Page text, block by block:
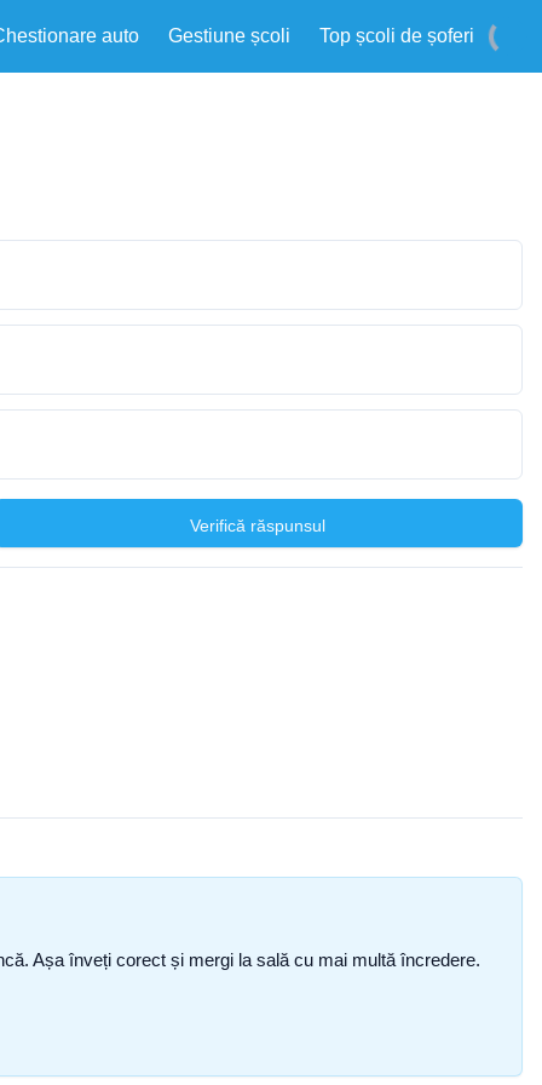
auto Gestiune școli Top școli de șoferi
Verifică răspunsul
Așa înveți corect și mergi la sală cu mai multă încredere.